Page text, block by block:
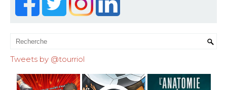
Tweets by @tourriol